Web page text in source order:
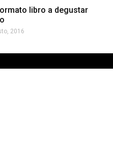
libro a degustar
2016